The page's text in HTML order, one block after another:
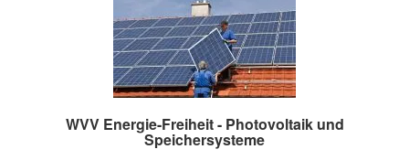
WVV Energie-Freiheit - Photovoltaik und
Speichersysteme